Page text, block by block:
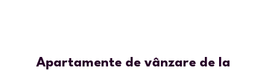
Apartamente de vânzare de la